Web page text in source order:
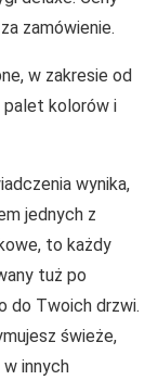
zamówienie.
w zakresie od
palet kolorów i
wynika,
jednych z
to każdy
tuż po
do Twoich drzwi.
świeże,
innych